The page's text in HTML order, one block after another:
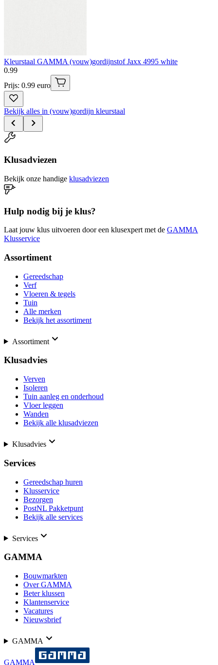
Kleurstaal GAMMA (vouw)gordijnstof Jaxx 4995 white
0.99
Prijs: 0.99 euro
Bekijk alles in (vouw)gordijn kleurstaal
Klusadviezen
Bekijk onze handige klusadviezen
Hulp nodig bij je klus?
Laat jouw klus uitvoeren door een klusexpert met de GAMMA
Klusservice
Assortiment
Gereedschap
Verf
Vloeren & tegels
Tuin
Alle merken
Bekijk het assortiment
Assortiment
Klusadvies
Verven
Isoleren
Tuin aanleg en onderhoud
Vloer leggen
Wanden
Bekijk alle klusadviezen
Klusadvies
Services
Gereedschap huren
Klusservice
Bezorgen
PostNL Pakketpunt
Bekijk alle services
Services
GAMMA
Bouwmarkten
Over GAMMA
Beter klussen
Klantenservice
Vacatures
Nieuwsbrief
GAMMA
GAMMA